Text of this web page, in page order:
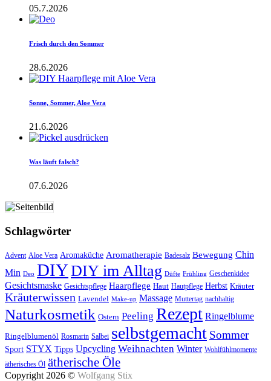
05.7.2026
Frisch durch den Sommer
28.6.2026
Sonne, Sommer, Aloe Vera
21.6.2026
Was läuft falsch?
07.6.2026
Schlagwörter
Advent Aloe Vera Aromaküche Aromatherapie Badesalz Bewegung Chin
Min Deo DIYDIY im Alltag Düfte Frühling Geschenkidee
Gesichtsmaske Gesichtspflege Haarpflege Haut Hautpflege Herbst Kräuter
Kräuterwissen Lavendel Make-up Massage Muttertag nachhaltig
Naturkosmetik Ostern Peeling Rezept Ringelblume
Ringelblumenöl Rosmarin Salbei selbstgemacht Sommer
Sport STYX Tipps Upcycling Weihnachten Winter Wohlfühlmomente
ätherisches Öl ätherische Öle
Copyright 2026 © Wolfgang Stix